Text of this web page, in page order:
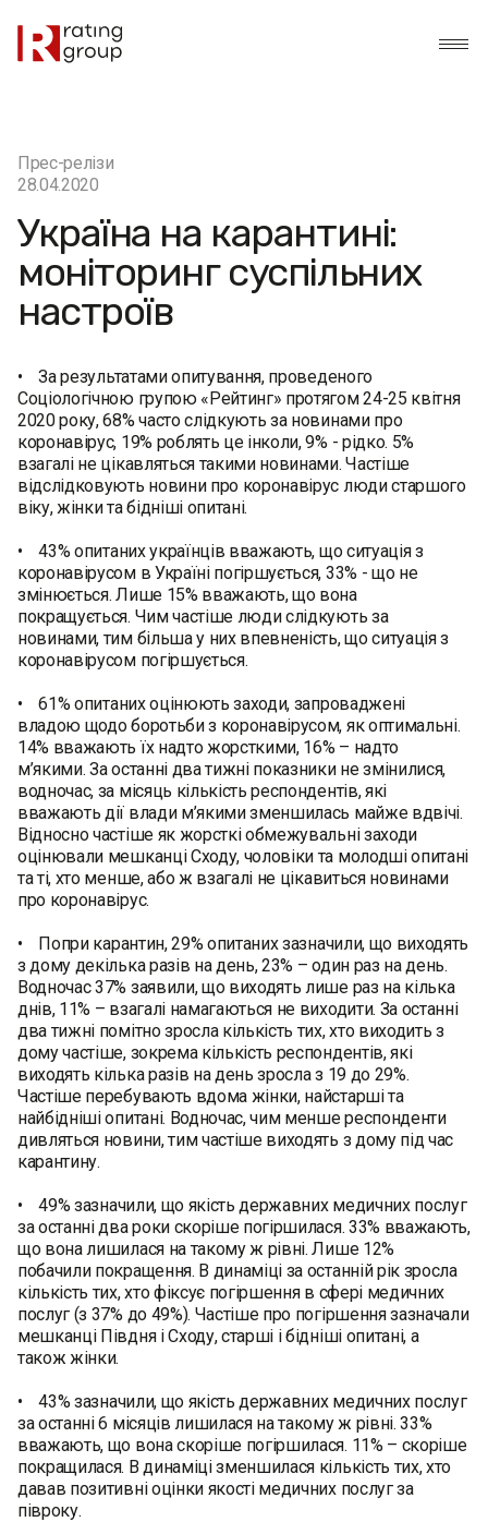
Прес-релізи
28.04.2020
Україна на карантині:
моніторинг суспільних
настроїв
• За результатами опитування, проведеного
Соціологічною групою «Рейтинг» протягом 24-25 квітня
2020 року, 68% часто слідкують за новинами про
коронавірус, 19% роблять це інколи, 9% - рідко. 5%
взагалі не цікавляться такими новинами. Частіше
відслідковують новини про коронавірус люди старшого
віку, жінки та бідніші опитані.
• 43% опитаних українців вважають, що ситуація з
коронавірусом в Україні погіршується, 33% - що не
змінюється. Лише 15% вважають, що вона
покращується. Чим частіше люди слідкують за
новинами, тим більша у них впевненість, що ситуація з
коронавірусом погіршується.
• 61% опитаних оцінюють заходи, запроваджені
владою щодо боротьби з коронавірусом, як оптимальні.
14% вважають їх надто жорсткими, 16% – надто
м’якими. За останні два тижні показники не змінилися,
водночас, за місяць кількість респондентів, які
вважають дії влади м’якими зменшилась майже вдвічі.
Відносно частіше як жорсткі обмежувальні заходи
оцінювали мешканці Сходу, чоловіки та молодші опитані
та ті, хто менше, або ж взагалі не цікавиться новинами
про коронавірус.
• Попри карантин, 29% опитаних зазначили, що виходять
з дому декілька разів на день, 23% – один раз на день.
Водночас 37% заявили, що виходять лише раз на кілька
днів, 11% – взагалі намагаються не виходити. За останні
два тижні помітно зросла кількість тих, хто виходить з
дому частіше, зокрема кількість респондентів, які
виходять кілька разів на день зросла з 19 до 29%.
Частіше перебувають вдома жінки, найстарші та
найбідніші опитані. Водночас, чим менше респонденти
дивляться новини, тим частіше виходять з дому під час
карантину.
• 49% зазначили, що якість державних медичних послуг
за останні два роки скоріше погіршилася. 33% вважають,
що вона лишилася на такому ж рівні. Лише 12%
побачили покращення. В динаміці за останній рік зросла
кількість тих, хто фіксує погіршення в сфері медичних
послуг (з 37% до 49%). Частіше про погіршення зазначали
мешканці Півдня і Сходу, старші і бідніші опитані, а
також жінки.
• 43% зазначили, що якість державних медичних послуг
за останні 6 місяців лишилася на такому ж рівні. 33%
вважають, що вона скоріше погіршилася. 11% – скоріше
покращилася. В динаміці зменшилася кількість тих, хто
давав позитивні оцінки якості медичних послуг за
півроку.